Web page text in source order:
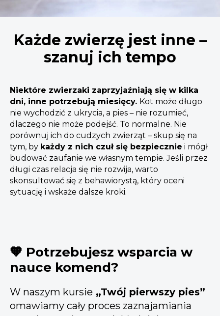
Każde zwierzę jest inne –
szanuj ich tempo
Niektóre zwierzaki zaprzyjaźniają się w kilka
dni, inne potrzebują miesięcy. Kot może długo
nie wychodzić z ukrycia, a pies – nie rozumieć,
dlaczego nie może podejść. To normalne. Nie
porównuj ich do cudzych zwierząt – skup się na
tym, by każdy z nich czuł się bezpiecznie i mógł
budować zaufanie we własnym tempie. Jeśli przez
długi czas relacja się nie rozwija, warto
skonsultować się z behawiorystą, który oceni
sytuację i wskaże dalsze kroki.
🧡 Potrzebujesz wsparcia w
nauce komend?
W naszym kursie „Twój pierwszy pies”
omawiamy cały proces zaznajamiania